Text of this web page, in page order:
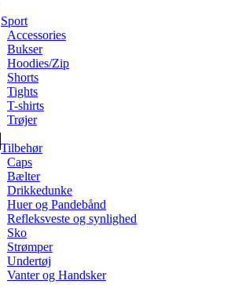
Sport
Accessories
Bukser
Hoodies/Zip
Shorts
Tights
T-shirts
Trøjer
Tilbehør
Caps
Bælter
Drikkedunke
Huer og Pandebånd
Refleksveste og synlighed
Sko
Strømper
Undertøj
Vanter og Handsker